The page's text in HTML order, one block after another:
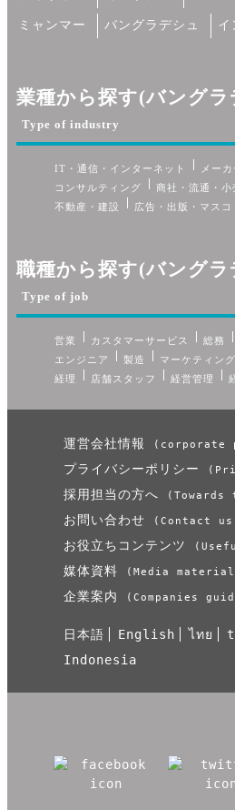
ミャンマー バングラデシュ イ
業種から探す(バングラ
Type of industry
IT・通信・インターネット メーカ
コンサルティング
商社・流通・小
不動産・建設
広告・出版・マスコ
職種から探す(バングラ
Type of job
営業 カスタマーサービス 総務
エンジニア
製造 マーケティング
経理
店舗スタッフ 経営管理
運営会社情報
プライバシーポリシー
採用担当の方へ
お問い合わせ (Contact
お役立ちコンテンツ
媒体資料 (Media
企業案内 (Companies
日本語 English ไทย
Indonesia